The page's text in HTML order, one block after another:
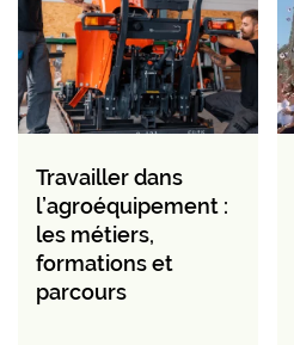
Travailler dans
l’agroéquipement :
les métiers,
formations et
parcours